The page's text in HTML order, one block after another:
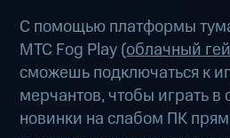
С помощью платформы
МТС Fog Play (облачный
сможешь подключаться к
мерчантов, чтобы играть
новинки на слабом ПК